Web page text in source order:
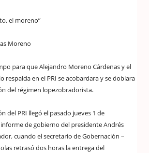
el moreno”
Moreno
para que Alejandro Moreno Cárdenas y el
respalda en el PRI se acobardara y se doblara
del régimen lopezobradorista.
del PRI llegó el pasado jueves 1 de
de gobierno del presidente Andrés
cuando el secretario de Gobernación –
retrasó dos horas la entrega del